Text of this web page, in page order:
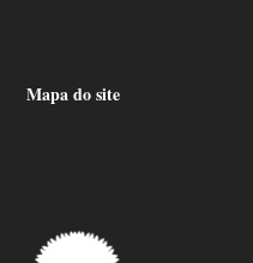
Mapa do site